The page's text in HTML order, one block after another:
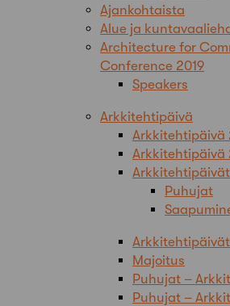
Ajankohtaista
Alue ja
Architecture for
Conference 2019
Speakers
Arkkitehtipäivä
Arkkitehtipäivä
Arkkitehtipäivä
Puhujat
Majoitus
Puhujat –
Puhujat –